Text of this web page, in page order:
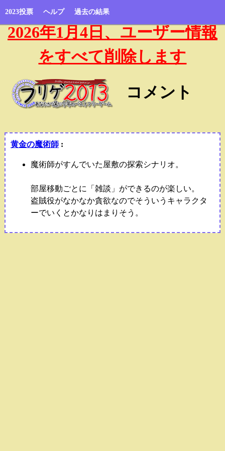
2023投票 ヘルプ 過去の結果
2026年1月4日、ユーザー情報
をすべて削除します
コメント
黄金の魔術師:
魔術師がすんでいた屋敷の探索シナリオ。
部屋移動ごとに「雑談」ができるのが楽しい。
盗賊役がなかなか貪欲なのでそういうキャラクタ
ーでいくとかなりはまりそう。